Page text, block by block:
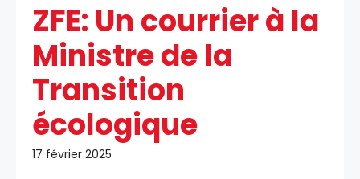
ZFE: Un courrier à la
Ministre de la
Transition
écologique
17 février 2025